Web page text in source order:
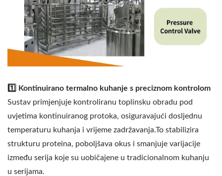
1️⃣ Kontinuirano termalno kuhanje s preciznom kontrolom
Sustav primjenjuje kontroliranu toplinsku obradu pod
uvjetima kontinuiranog protoka, osiguravajući dosljednu
temperaturu kuhanja i vrijeme zadržavanja.To stabilizira
strukturu proteina, poboljšava okus i smanjuje varijacije
između serija koje su uobičajene u tradicionalnom kuhanju
u serijama.